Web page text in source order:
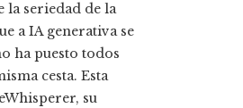
la seriedad de la
a IA generativa se
ha puesto todos
cesta. Esta
su